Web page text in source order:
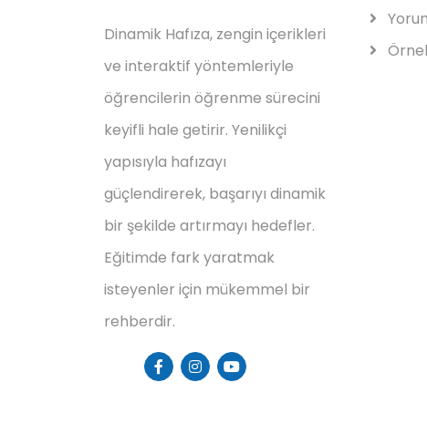
Dinamik Hafıza, zengin içerikleri
ve interaktif yöntemleriyle
öğrencilerin öğrenme sürecini
keyifli hale getirir. Yenilikçi
yapısıyla hafızayı
güçlendirerek, başarıyı dinamik
bir şekilde artırmayı hedefler.
Eğitimde fark yaratmak
isteyenler için mükemmel bir
rehberdir.